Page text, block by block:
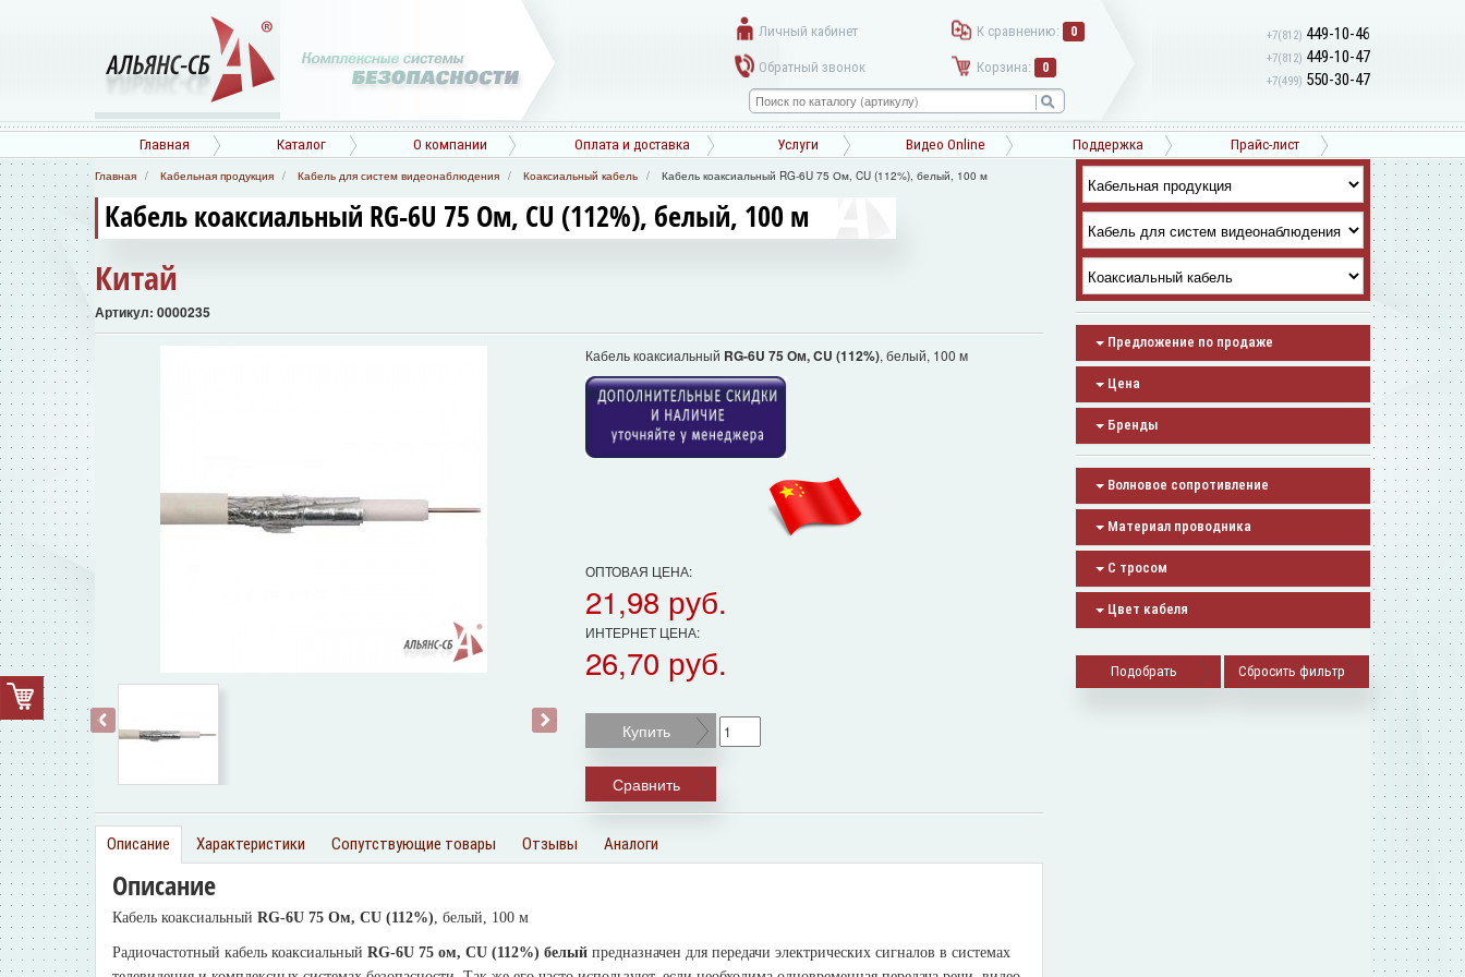
Личный кабинет К сравнению: 0
Обратный звонок Корзина: 0
+7(812) 449-10-46
+7(812) 449-10-47
+7(499) 550-30-47
Главная Каталог О компании Оплата и доставка Услуги Видео Online Поддержка Прайс-лист
Главная Кабельная продукция Кабель для систем видеонаблюдения Коаксиальный кабель Кабель коаксиальный RG-6U 75 Ом, CU (112%), белый, 100 м
Кабель коаксиальный RG-6U 75 Ом, CU (112%), белый, 100 м
Китай
Артикул: 0000235
‹ ›
Кабель коаксиальный RG-6U 75 Ом, CU (112%), белый, 100 м
ОПТОВАЯ ЦЕНА:
21,98 руб.
ИНТЕРНЕТ ЦЕНА:
26,70 руб.
Купить
Сравнить
Описание Характеристики Сопутствующие товары Отзывы Аналоги
Описание
Кабель коаксиальный RG-6U 75 Ом, CU (112%) , белый, 100 м
Радиочастотный кабель коаксиальный RG-6U 75 ом, CU (112%) белый предназначен для передачи электрических сигналов в системах
Предложение по продаже
Цена
Бренды
Волновое сопротивление
Материал проводника
С тросом
Цвет кабеля
Сбросить фильтр